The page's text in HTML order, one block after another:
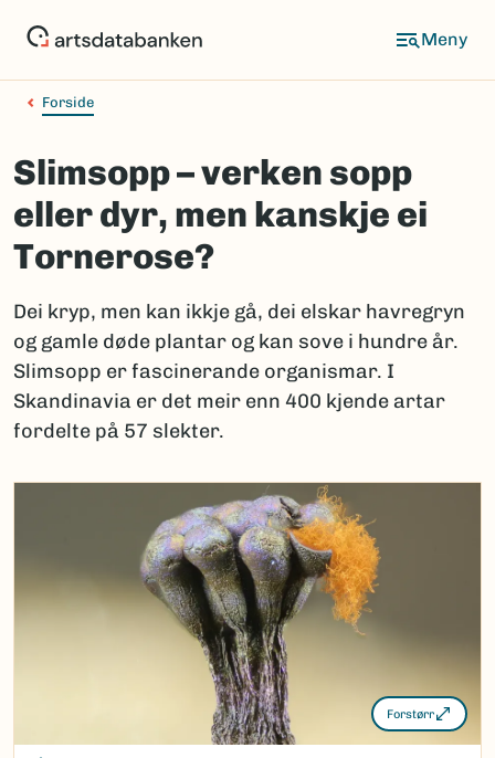
Forside
Slimsopp – verken sopp
eller dyr, men kanskje ei
Tornerose?
Dei kryp, men kan ikkje gå, dei elskar havregryn
og gamle døde plantar og kan sove i hundre år.
Slimsopp er fascinerande organismar. I
Skandinavia er det meir enn 400 kjende artar
fordelte på 57 slekter.
Forstørr